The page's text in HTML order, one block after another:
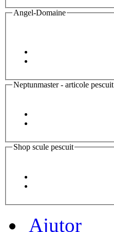
Angel-Domaine
Neptunmaster - articole pescuit
Shop scule pescuit
Ajutor